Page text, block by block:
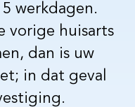
werkdagen.
vorige huisarts
dan is uw
in dat geval